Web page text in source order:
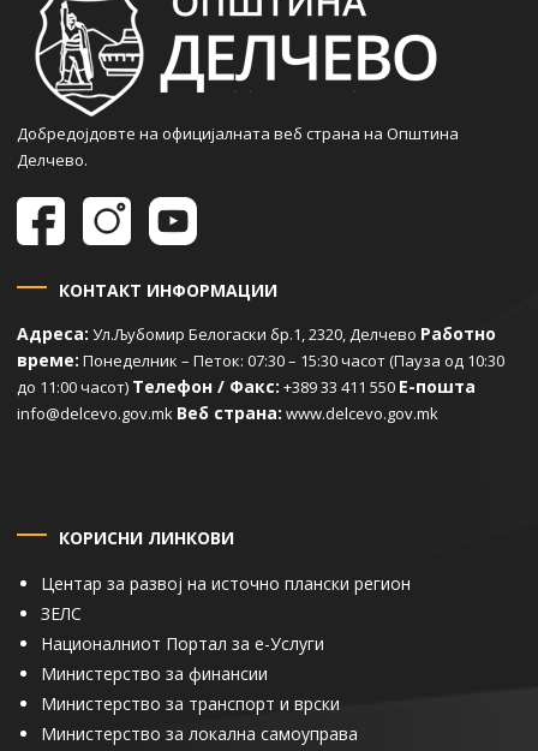
Добредојдовте на официјалната веб страна на Општина
Делчево.
КОНТАКТ ИНФОРМАЦИИ
Адреса: Ул.Љубомир Белогаски бр.1, 2320, Делчево Работно
време: Понеделник – Петок: 07:30 – 15:30 часот (Пауза од 10:30
до 11:00 часот) Телефон / Факс: +389 33 411 550 Е-пошта
info@delcevo.gov.mk Веб страна: www.delcevo.gov.mk
КОРИСНИ ЛИНКОВИ
Центар за развој на источно плански регион
ЗЕЛС
Националниот Портал за е-Услуги
Министерство за финансии
Министерство за транспорт и врски
Министерство за локална самоуправа